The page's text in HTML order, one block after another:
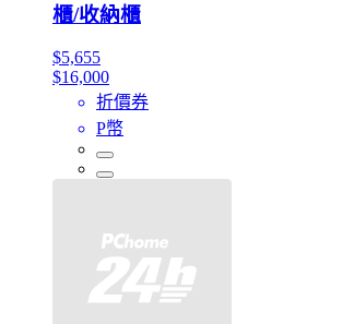
櫃/收納櫃
$5,655
$16,000
折價券
P幣